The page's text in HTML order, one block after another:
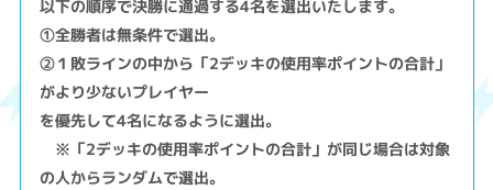
以下の順序で決勝に通過する4名を選出いたします。
①全勝者は無条件で選出。
②１敗ラインの中から「2デッキの使用率ポイントの合計」
がより少ないプレイヤー
を優先して4名になるように選出。
※「2デッキの使用率ポイントの合計」が同じ場合は対象
の人からランダムで選出。